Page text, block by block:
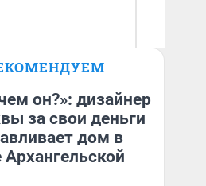
Кузнецов
он?»: дизайнер
за свои деньги
дом в
Архангельской